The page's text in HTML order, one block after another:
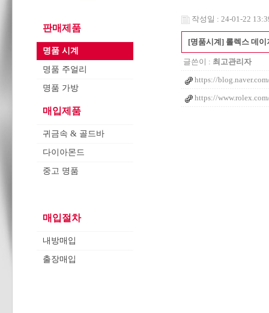
판매제품
명품 시계
명품 주얼리
명품 가방
매입제품
귀금속 & 골드바
다이아몬드
중고 명품
매입절차
내방매입
출장매입
작성일 : 24-01-22
[명품시계] 롤렉스 데
글쓴이 : 최고관리자
https://
https://